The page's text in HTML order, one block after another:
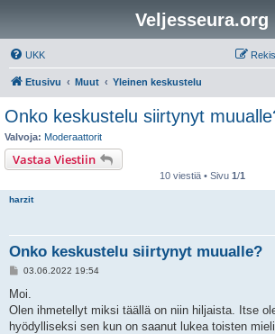
Veljesseura.org
UKK
Etusivu Muut Yleinen keskustelu
Onko keskustelu siirtynyt
Valvoja: Moderaattorit
Vastaa Viestiin
10 viestiä • Sivu 1/1
harzit
Onko keskustelu siirtynyt muualle?
V
e
t
i
03.06.2022 19:54
Moi.
Olen ihmetellyt miksi täällä on niin hiljaista. Itse
hyödylliseksi sen kun on saanut lukea toisten